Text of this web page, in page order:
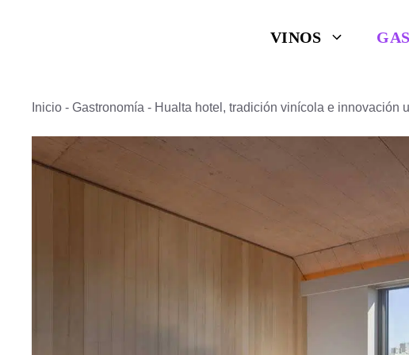
VINOS
Inicio - Gastronomía - Hualta hotel, tradición vinícola e innovación